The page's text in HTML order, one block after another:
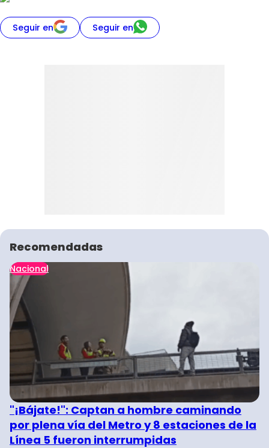
Seguir en Seguir en
Recomendadas
Nacional
"¡Bájate!": Captan a hombre caminando
por plena vía del Metro y 8 estaciones de la
Línea 5 fueron interrumpidas